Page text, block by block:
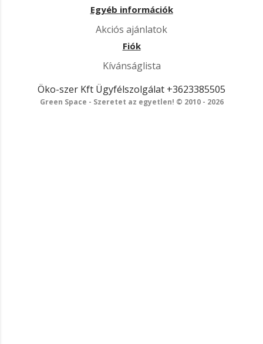
Egyéb információk
Akciós ajánlatok
Fiók
Kívánságlista
Öko-szer Kft Ügyfélszolgálat +3623385505
Green Space - Szeretet az egyetlen! © 2010 - 2026